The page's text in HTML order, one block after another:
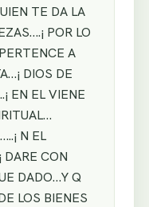
TE DA LA
POR LO
A
DIOS DE
EN EL VIENE
N EL
CON
DADO…Y Q
LOS BIENES